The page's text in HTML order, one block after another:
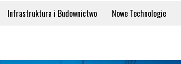
Infrastruktura i Budownictwo Nowe Technologie